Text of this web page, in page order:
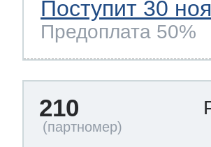
Поступит 30
Предоплата 50%
210